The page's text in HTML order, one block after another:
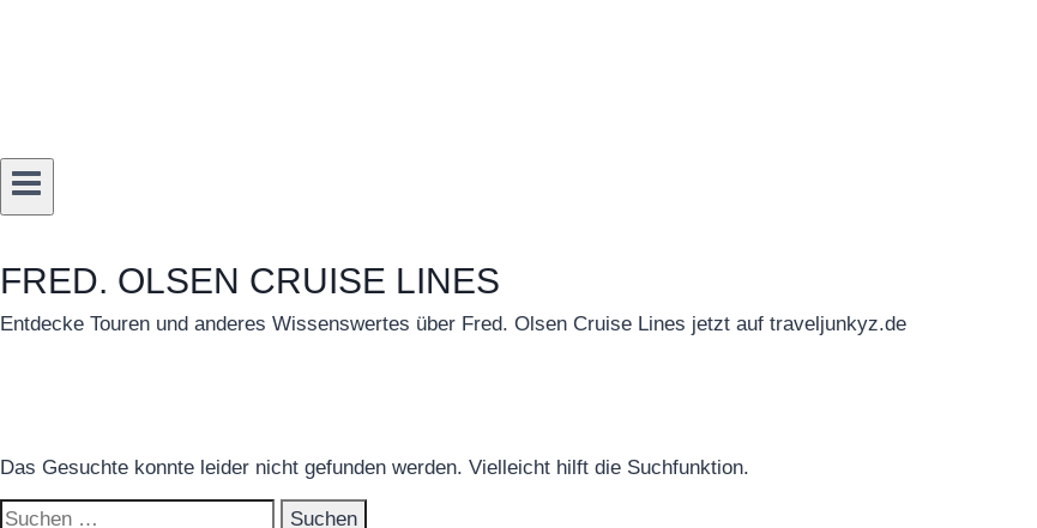
FRED. OLSEN CRUISE LINES
Entdecke Touren und anderes Wissenswertes über Fred. Olsen Cruise Lines jetzt auf traveljunkyz.de
Das Gesuchte konnte leider nicht gefunden werden. Vielleicht hilft die Suchfunktion.
Suchen